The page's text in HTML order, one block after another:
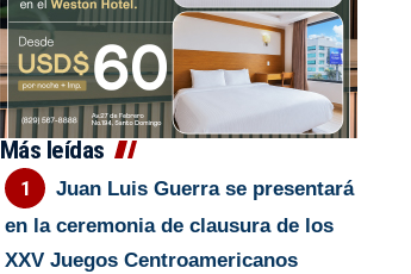
Más leídas
Juan Luis Guerra se presentará
en la ceremonia de clausura de los
XXV Juegos Centroamericanos